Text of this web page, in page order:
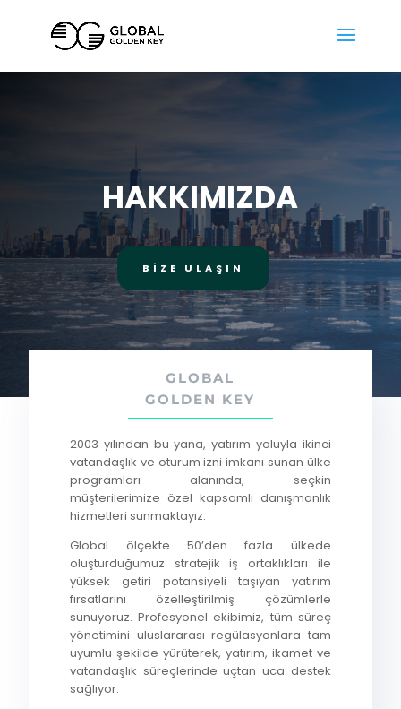
HAKKIMIZDA
BİZE ULAŞIN
GLOBAL
GOLDEN KEY
2003 yılından bu yana, yatırım yoluyla ikinci
vatandaşlık ve oturum izni imkanı sunan ülke
programları alanında, seçkin
müşterilerimize özel kapsamlı danışmanlık
hizmetleri sunmaktayız.
Global ölçekte 50’den fazla ülkede
oluşturduğumuz stratejik iş ortaklıkları ile
yüksek getiri potansiyeli taşıyan yatırım
fırsatlarını özelleştirilmiş çözümlerle
sunuyoruz. Profesyonel ekibimiz, tüm süreç
yönetimini uluslararası regülasyonlara tam
uyumlu şekilde yürüterek, yatırım, ikamet ve
vatandaşlık süreçlerinde uçtan uca destek
sağlıyor.